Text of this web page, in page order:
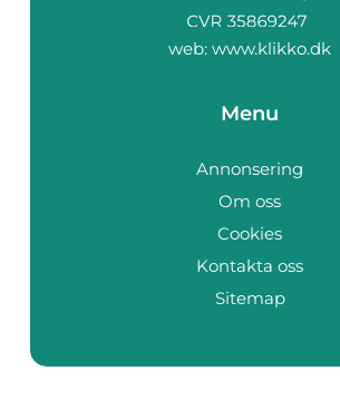
web: www.klikko.dk
Menu
Annonsering
Om oss
Cookies
Kontakta oss
Sitemap